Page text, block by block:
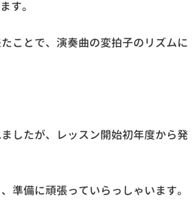
す。
ことで、演奏曲の変拍子のリズムに
したが、レッスン開始初年度から発
準備に頑張っていらっしゃいます。